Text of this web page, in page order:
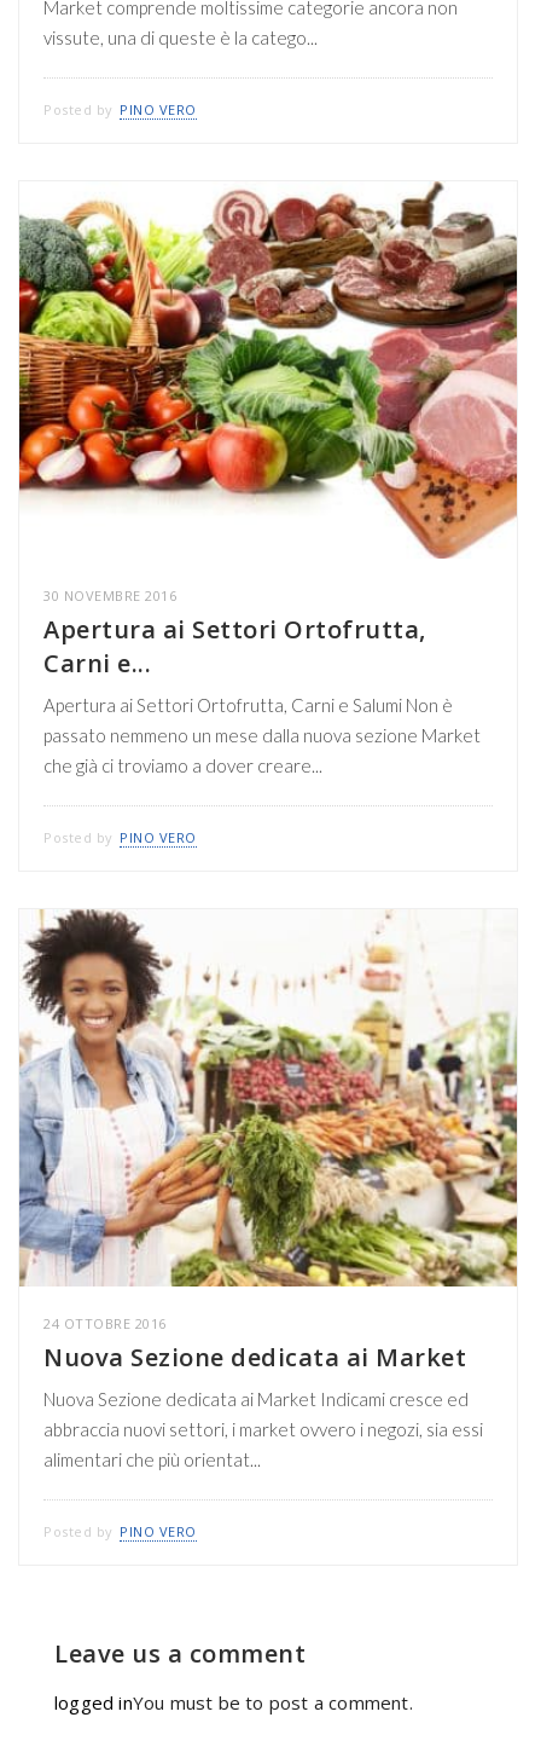
Market comprende moltissime categorie ancora non
vissute, una di queste è la catego...
Posted by PINO VERO
30 NOVEMBRE 2016
Apertura ai Settori Ortofrutta,
Carni e...
Apertura ai Settori Ortofrutta, Carni e Salumi Non è
passato nemmeno un mese dalla nuova sezione Market
che già ci troviamo a dover creare...
Posted by PINO VERO
24 OTTOBRE 2016
Nuova Sezione dedicata ai Market
Nuova Sezione dedicata ai Market Indicami cresce ed
abbraccia nuovi settori, i market ovvero i negozi, sia essi
alimentari che più orientat...
Posted by PINO VERO
Leave us a comment
logged inYou must be to post a comment.